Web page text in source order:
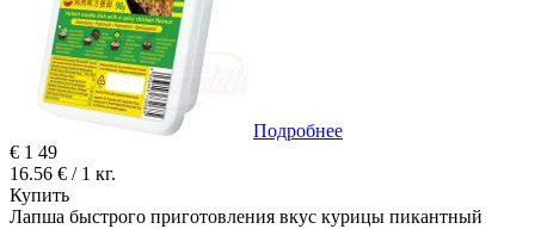
Подробнее
€ 1 49
16.56 € / 1 кг.
Купить
Лапша быстрого приготовления вкус курицы пикантный